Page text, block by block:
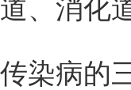
道、消化
传染病的